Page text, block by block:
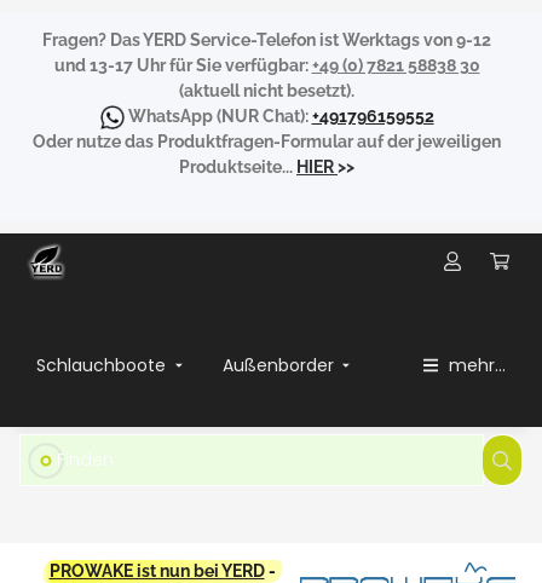
Fragen? Das YERD Service-Telefon ist Werktags von 9-12
und 13-17 Uhr für Sie verfügbar:+49 (0) 7821 58838 30
(aktuell nicht besetzt).
WhatsApp(NUR Chat):+491796159552
Oder nutze das Produktfragen-Formular auf der jeweiligen
Produktseite... HIER>>
Schlauchboote Außenborder mehr...
PROWAKE ist nun bei YERD-